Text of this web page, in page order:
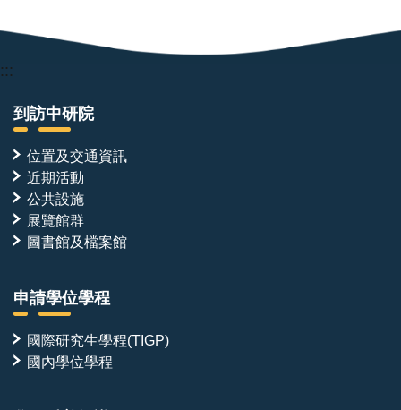
:::
到訪中研院
位置及交通資訊
近期活動
公共設施
展覽館群
圖書館及檔案館
申請學位學程
國際研究生學程(TIGP)
國內學位學程